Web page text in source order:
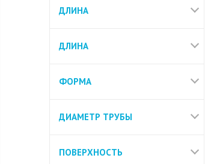
ДЛИНА
ДЛИНА
ФОРМА
ДИАМЕТР ТРУБЫ
ПОВЕРХНОСТЬ